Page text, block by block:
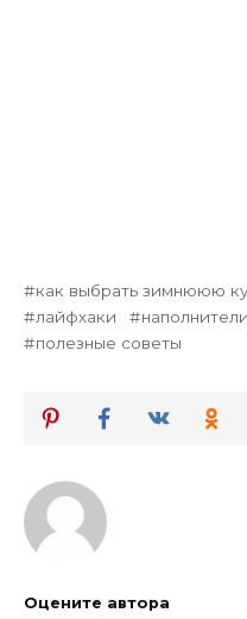
как выбрать зимнююю
лайфхаки
полезные советы
Оцените автора